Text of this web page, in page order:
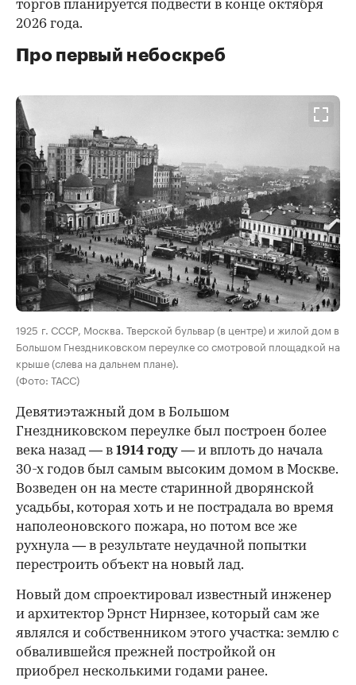
торгов планируется подвести в конце октября
2026 года.
Про первый небоскреб
00:00 / 00:00
1925 г. СССР, Москва. Тверской бульвар (в центре) и жилой дом в
Большом Гнездниковском переулке со смотровой площадкой на
крыше (слева на дальнем плане).
(Фото: ТАСС)
Девятиэтажный дом в Большом
Гнездниковском переулке был построен более
века назад — в 1914 году — и вплоть до начала
30-х годов был самым высоким домом в Москве.
Возведен он на месте старинной дворянской
усадьбы, которая хоть и не пострадала во время
наполеоновского пожара, но потом все же
рухнула — в результате неудачной попытки
перестроить объект на новый лад.
Новый дом спроектировал известный инженер
и архитектор Эрнст Нирнзее, который сам же
являлся и собственником этого участка: землю с
обвалившейся прежней постройкой он
приобрел несколькими годами ранее.